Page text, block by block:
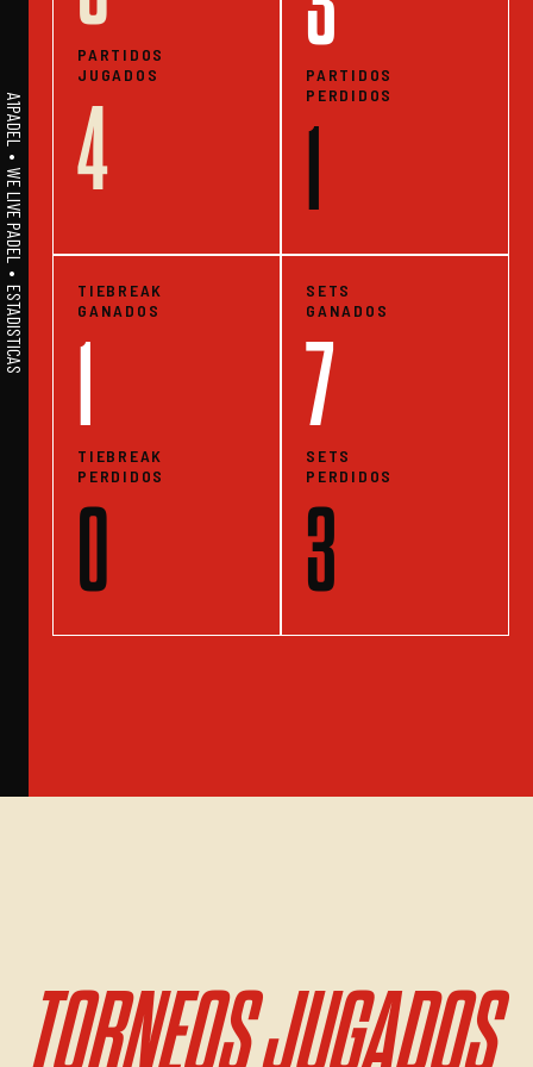
A1PADEL • WE LIVE PADEL • ESTADISTICAS
PARTIDOS
JUGADOS
4
PARTIDOS
PERDIDOS
1
TIEBREAK
GANADOS
1
TIEBREAK
PERDIDOS
0
SETS
GANADOS
7
SETS
PERDIDOS
3
TORNEOS JUGADOS